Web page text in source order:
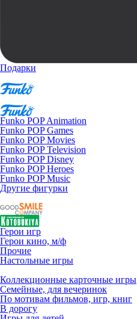
Подарки
Funko POP Animation
Funko POP Games
Funko POP Movies
Funko POP Television
Funko POP Disney
Funko POP Heroes
Funko POP Music
Другие фигурки
Герои игр
Герои кино, м/ф
Прочие
Настольные игры
Коллекционные карточные игры
Семейные, для вечеринок
По мотивам фильмов, игр, книг
В дорогу